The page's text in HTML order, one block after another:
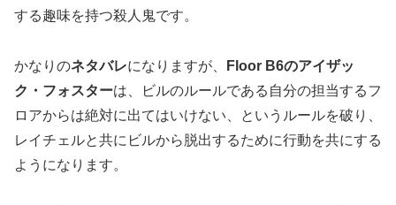
する趣味を持つ殺人鬼です。
かなりのネタバレになりますが、 Floor B6のアイザッ
ク・フォスターは、ビルのルールである自分の担当するフ
ロアからは絶対に出てはいけない、というルールを破り、
レイチェルと共にビルから脱出するために行動を共にする
ようになります。